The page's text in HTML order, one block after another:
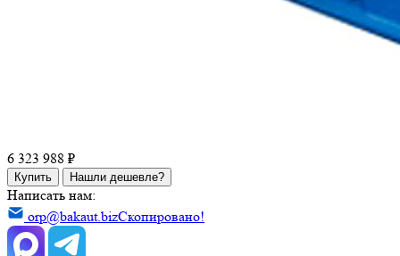
6 323 988 ₽
Купить Нашли дешевле?
Написать нам:
orp@bakaut.bizСкопировано!